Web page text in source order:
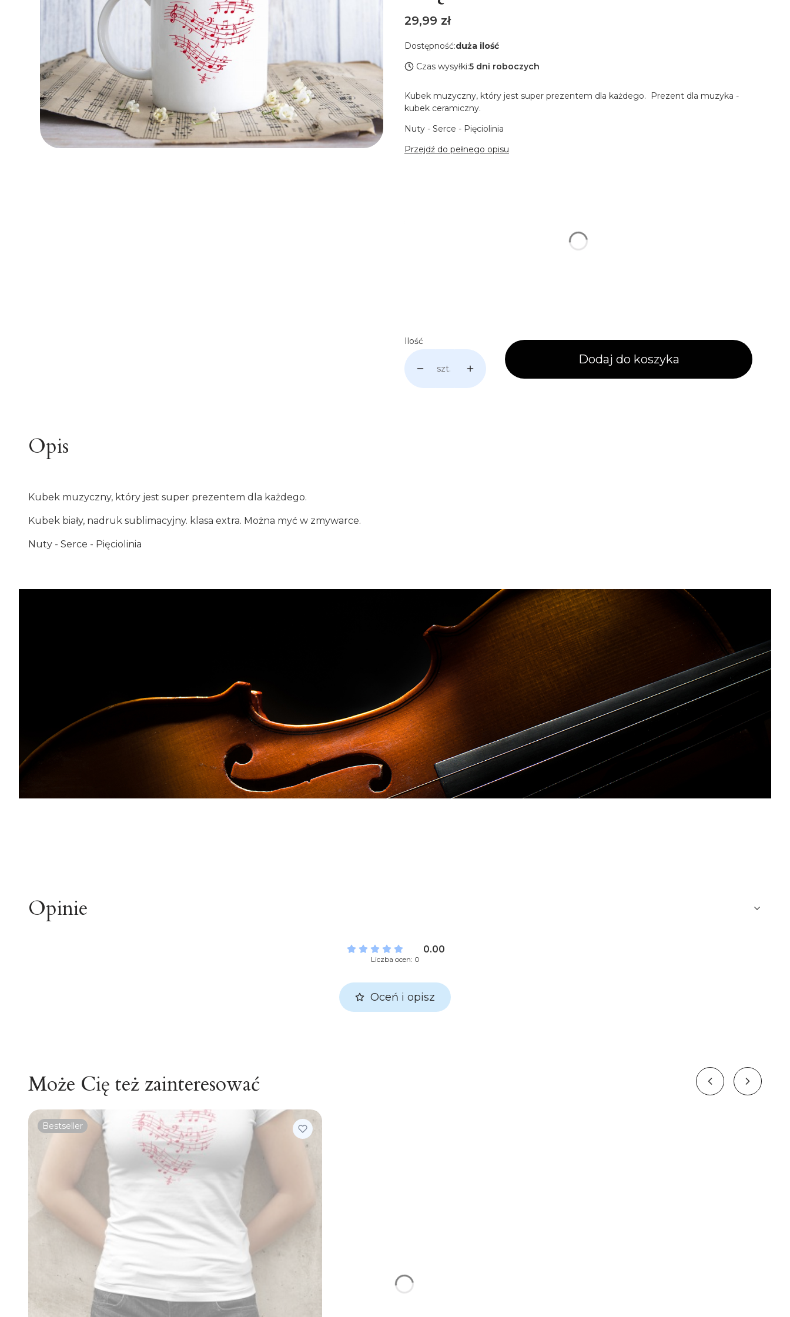
Cena
29,99 zł
Dostępność:duża ilość
Czas wysyłki:5 dni roboczych
Kubek muzyczny, który jest super prezentem dla każdego. Prezent dla muzyka -
kubek ceramiczny.
Nuty - Serce - Pięciolinia
Przejdź do pełnego opisu
Ilość
szt.
Dodaj do koszyka
Opis
Kubek muzyczny, który jest super prezentem dla każdego.
Kubek biały, nadruk sublimacyjny. klasa extra. Można myć w zmywarce.
Nuty - Serce - Pięciolinia
Opinie
0.00
Liczba ocen: 0
Oceń i opisz
Może Cię też zainteresować
Bestseller